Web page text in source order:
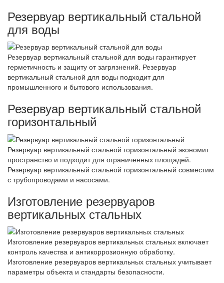
Резервуар вертикальный стальной
для воды
Резервуар вертикальный стальной для воды гарантирует
герметичность и защиту от загрязнений. Резервуар
вертикальный стальной для воды подходит для
промышленного и бытового использования.
Резервуар вертикальный стальной
горизонтальный
Резервуар вертикальный стальной горизонтальный экономит
пространство и подходит для ограниченных площадей.
Резервуар вертикальный стальной горизонтальный совместим
с трубопроводами и насосами.
Изготовление резервуаров
вертикальных стальных
Изготовление резервуаров вертикальных стальных включает
контроль качества и антикоррозионную обработку.
Изготовление резервуаров вертикальных стальных учитывает
параметры объекта и стандарты безопасности.